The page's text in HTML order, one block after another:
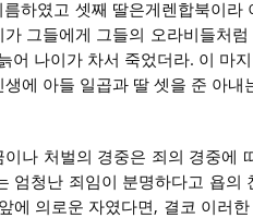
하였고 셋째 딸은게렌합북이
그들에게 그들의 오라비들처
어 나이가 차서 죽었더라. 이 마
에 아들 일곱과 딸 셋을 준 아
나 처벌의 경중은 죄의 경중에
엄청난 죄임이 분명하다고 욥
에 의로운 자였다면, 결코 이러